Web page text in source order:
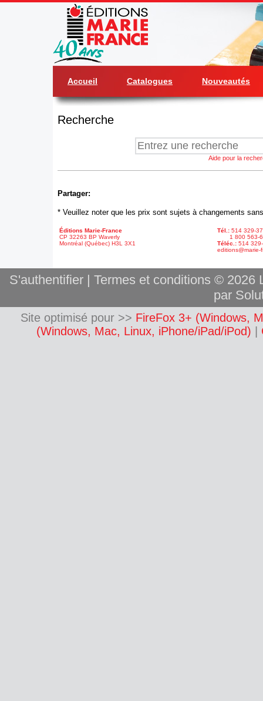
Accueil Catalogues Nouveautés
Recherche
Aide pour la
Partager:
* Veuillez noter que les prix sont sujets à changements
Éditions Marie-France
CP 32263 BP Waverly
Montréal (Québec) H3L 3X1
Tél.: 514 329-
1 800 563-
Téléc.: 514
editions@marie-
S'authentifier| Termes et conditions © 2026
par
Site optimisé pour >> FireFox 3+ (Windows,
(Windows, Mac, Linux, iPhone/iPad/iPod)